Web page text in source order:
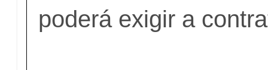
poderá exigir a